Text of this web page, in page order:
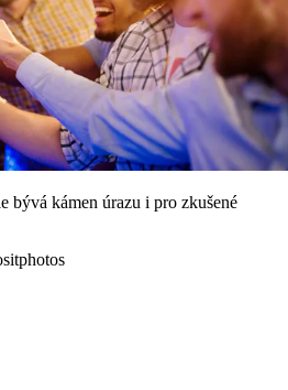
kámen úrazu i pro zkušené